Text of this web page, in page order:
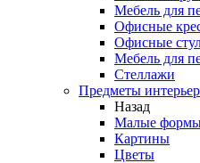
Мебель для
Офисные
Офисные
Мебель для
Стеллажи
Предметы
Назад
Малые
Картины
Цветы